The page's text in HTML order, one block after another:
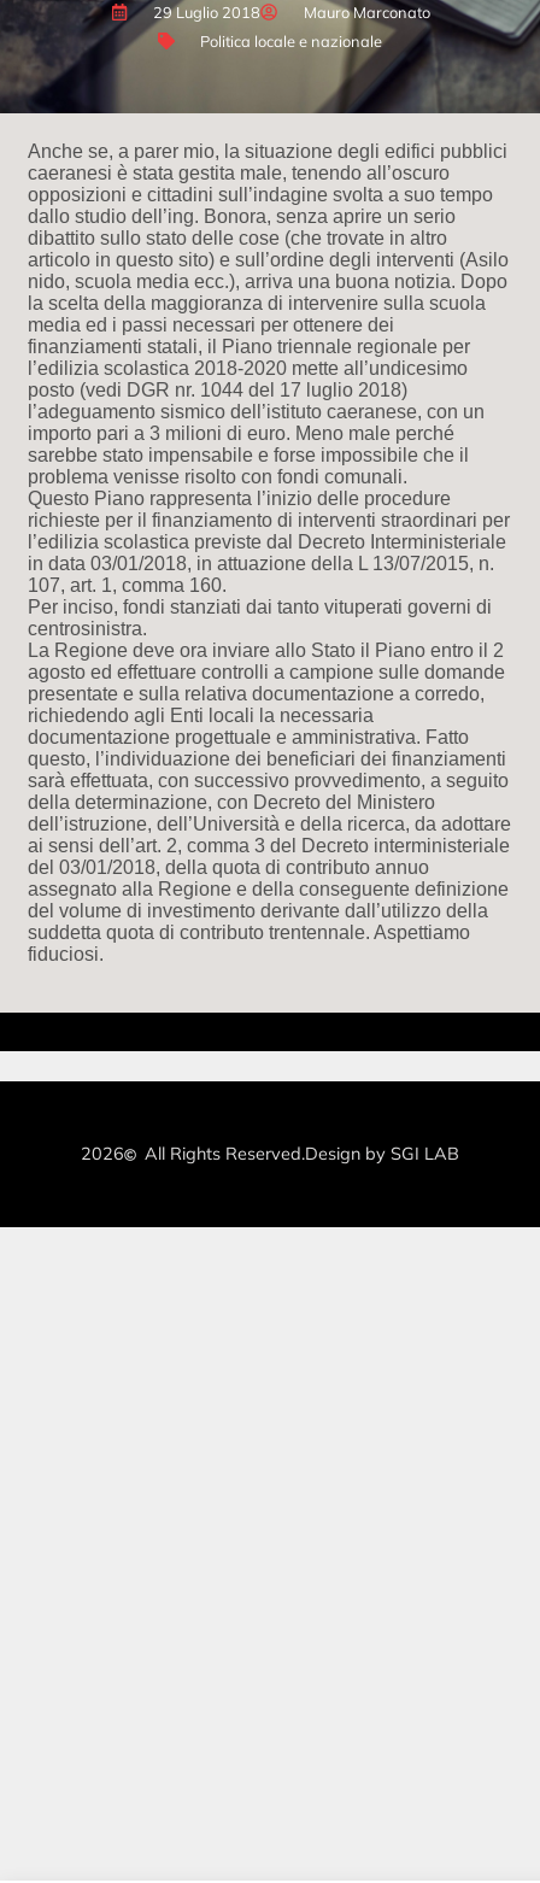
29 Luglio 2018
Mauro Marconato
Politica locale e nazionale
Anche se, a parer mio, la situazione degli edifici pubblici
caeranesi è stata gestita male, tenendo all’oscuro
opposizioni e cittadini sull’indagine svolta a suo tempo
dallo studio dell’ing. Bonora, senza aprire un serio
dibattito sullo stato delle cose (che trovate in altro
articolo in questo sito) e sull’ordine degli interventi (Asilo
nido, scuola media ecc.), arriva una buona notizia. Dopo
la scelta della maggioranza di intervenire sulla scuola
media ed i passi necessari per ottenere dei
finanziamenti statali, il Piano triennale regionale per
l’edilizia scolastica 2018-2020 mette all’undicesimo
posto (vedi DGR nr. 1044 del 17 luglio 2018)
l’adeguamento sismico dell’istituto caeranese, con un
importo pari a 3 milioni di euro. Meno male perché
sarebbe stato impensabile e forse impossibile che il
problema venisse risolto con fondi comunali.
Questo Piano rappresenta l’inizio delle procedure
richieste per il finanziamento di interventi straordinari per
l’edilizia scolastica previste dal Decreto Interministeriale
in data 03/01/2018, in attuazione della L 13/07/2015, n.
107, art. 1, comma 160.
Per inciso, fondi stanziati dai tanto vituperati governi di
centrosinistra.
La Regione deve ora inviare allo Stato il Piano entro il 2
agosto ed effettuare controlli a campione sulle domande
presentate e sulla relativa documentazione a corredo,
richiedendo agli Enti locali la necessaria
documentazione progettuale e amministrativa. Fatto
questo, l’individuazione dei beneficiari dei finanziamenti
sarà effettuata, con successivo provvedimento, a seguito
della determinazione, con Decreto del Ministero
dell’istruzione, dell’Università e della ricerca, da adottare
ai sensi dell’art. 2, comma 3 del Decreto interministeriale
del 03/01/2018, della quota di contributo annuo
assegnato alla Regione e della conseguente definizione
del volume di investimento derivante dall’utilizzo della
suddetta quota di contributo trentennale. Aspettiamo
fiduciosi.
2026 All Rights Reserved.Design by SGI LAB